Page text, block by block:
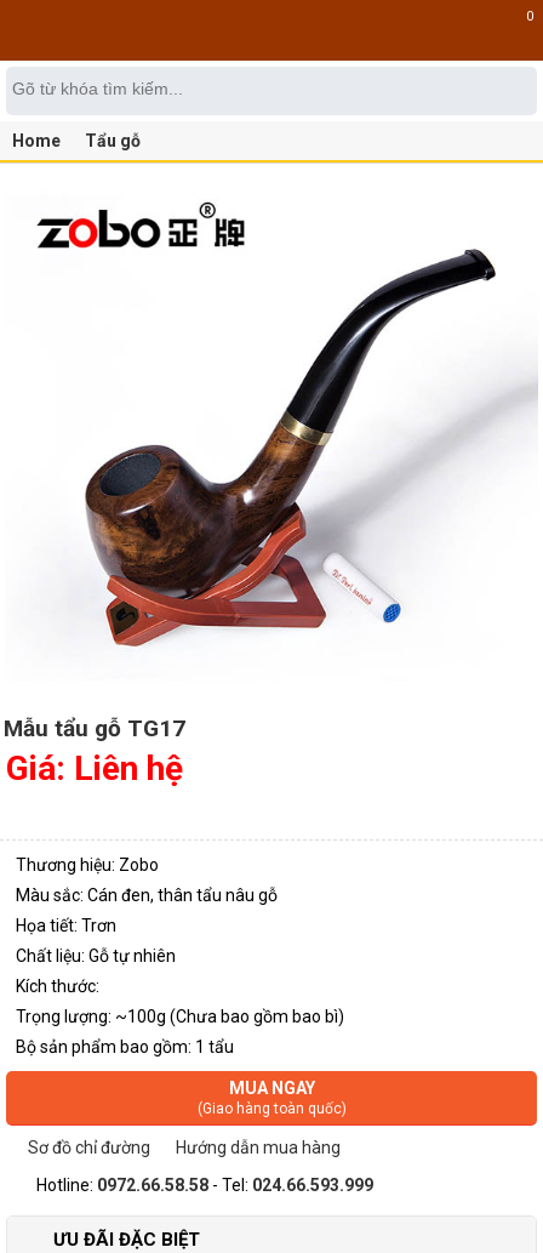
0
Home Tẩu gỗ
Mẫu tẩu gỗ TG17
Giá: Liên hệ
Thương hiệu: Zobo
Màu sắc: Cán đen, thân tẩu nâu gỗ
Họa tiết: Trơn
Chất liệu: Gỗ tự nhiên
Kích thước:
Trọng lượng: ~100g (Chưa bao gồm bao bì)
Bộ sản phẩm bao gồm: 1 tẩu
MUA NGAY
(Giao hàng toàn quốc)
Sơ đồ chỉ đường
Hướng dẫn mua hàng
Hotline: 0972.66.58.58 - Tel: 024.66.593.999
ƯU ĐÃI ĐẶC BIỆT